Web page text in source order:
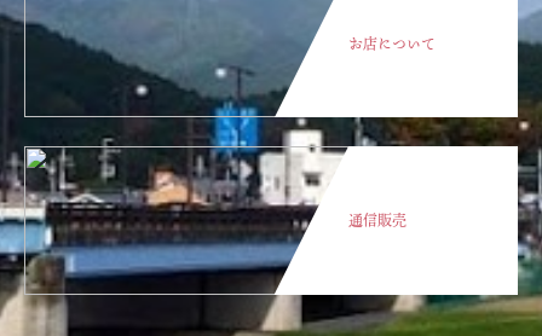
お店について
通信販売